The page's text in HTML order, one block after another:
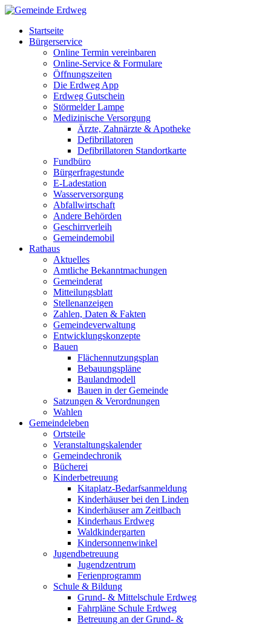
Startseite
Bürgerservice
Online Termin vereinbaren
Online-Service & Formulare
Öffnungszeiten
Die Erdweg App
Erdweg Gutschein
Störmelder Lampe
Medizinische Versorgung
Ärzte, Zahnärzte & Apotheke
Defibrillatoren
Defibrillatoren Standortkarte
Fundbüro
Bürgerfragestunde
E-Ladestation
Wasserversorgung
Abfallwirtschaft
Andere Behörden
Geschirrverleih
Gemeindemobil
Rathaus
Aktuelles
Amtliche Bekanntmachungen
Gemeinderat
Mitteilungsblatt
Stellenanzeigen
Zahlen, Daten & Fakten
Gemeindeverwaltung
Entwicklungskonzepte
Bauen
Flächennutzungsplan
Bebauungspläne
Baulandmodell
Bauen in der Gemeinde
Satzungen & Verordnungen
Wahlen
Gemeindeleben
Ortsteile
Veranstaltungskalender
Gemeindechronik
Bücherei
Kinderbetreuung
Kitaplatz-Bedarfsanmeldung
Kinderhäuser bei den Linden
Kinderhäuser am Zeitlbach
Kinderhaus Erdweg
Waldkindergarten
Kindersonnenwinkel
Jugendbetreuung
Jugendzentrum
Ferienprogramm
Schule & Bildung
Grund- & Mittelschule Erdweg
Fahrpläne Schule Erdweg
Betreuung an der Grund- &